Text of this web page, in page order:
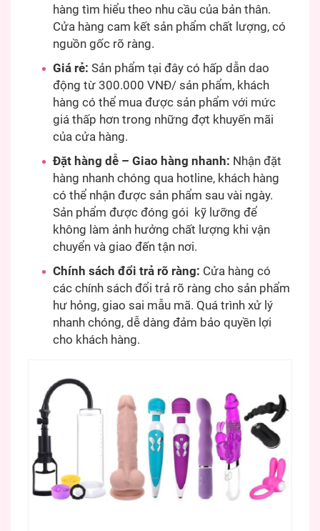
hàng tìm hiểu theo nhu cầu của bản thân.
Cửa hàng cam kết sản phẩm chất lượng, có
nguồn gốc rõ ràng.
Giá rẻ: Sản phẩm tại đây có hấp dẫn dao
động từ 300.000 VNĐ/ sản phẩm, khách
hàng có thể mua được sản phẩm với mức
giá thấp hơn trong những đợt khuyến mãi
của cửa hàng.
Đặt hàng dễ – Giao hàng nhanh: Nhận đặt
hàng nhanh chóng qua hotline, khách hàng
có thể nhận được sản phẩm sau vài ngày.
Sản phẩm được đóng gói kỹ lưỡng để
không làm ảnh hưởng chất lượng khi vận
chuyển và giao đến tận nơi.
Chính sách đổi trả rõ ràng: Cửa hàng có
các chính sách đổi trả rõ ràng cho sản phẩm
hư hỏng, giao sai mẫu mã. Quá trình xử lý
nhanh chóng, dễ dàng đảm bảo quyền lợi
cho khách hàng.